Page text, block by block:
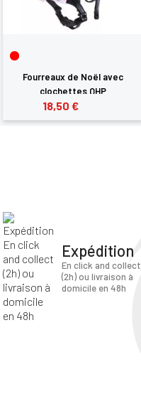
Fourreaux de Noël avec
clochettes QHP
18,50 €
Expédition
En click and collect
(2h) ou livraison à
domicile en 48h